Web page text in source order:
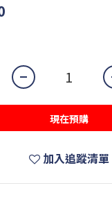
現在預購
加入追蹤清單